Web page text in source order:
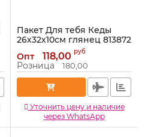
Пакет Для тебя Кеды
26х32х10см глянец 813872
Артикул: 813872
Опт 118,00 руб
Розница 180,00
Уточнить цену и наличие
через WhatsApp